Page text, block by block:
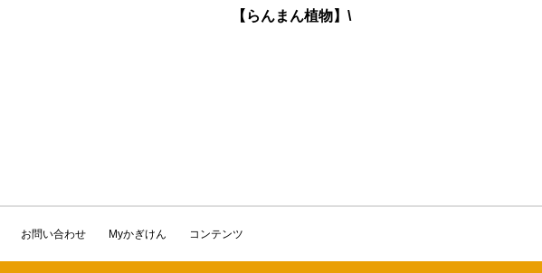
【らんまん植物】\
お問い合わせ Myかぎけん コンテンツ